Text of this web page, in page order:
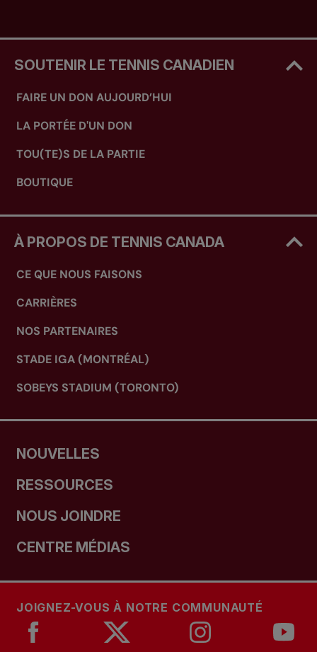
SOUTENIR LE TENNIS CANADIEN
FAIRE UN DON AUJOURD’HUI
LA PORTÉE D'UN DON
TOU(TE)S DE LA PARTIE
BOUTIQUE
À PROPOS DE TENNIS CANADA
CE QUE NOUS FAISONS
CARRIÈRES
NOS PARTENAIRES
STADE IGA (MONTRÉAL)
SOBEYS STADIUM (TORONTO)
NOUVELLES
RESSOURCES
NOUS JOINDRE
CENTRE MÉDIAS
JOIGNEZ-VOUS À NOTRE COMMUNAUTÉ